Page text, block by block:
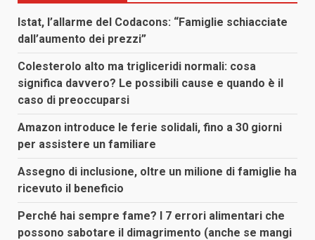
Istat, l’allarme del Codacons: “Famiglie schiacciate
dall’aumento dei prezzi”
Colesterolo alto ma trigliceridi normali: cosa
significa davvero? Le possibili cause e quando è il
caso di preoccuparsi
Amazon introduce le ferie solidali, fino a 30 giorni
per assistere un familiare
Assegno di inclusione, oltre un milione di famiglie ha
ricevuto il beneficio
Perché hai sempre fame? I 7 errori alimentari che
possono sabotare il dimagrimento (anche se mangi